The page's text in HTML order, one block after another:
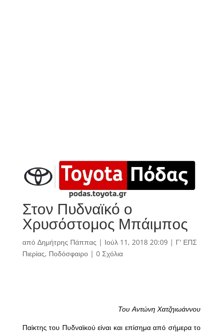
Στον Πυδναϊκό ο
Χρυσόστομος Μπάιμπος
από Δημήτρης Πάππας | Ιούλ 11, 2018 20:09| Γ' ΕΠΣ
Πιερίας, Ποδόσφαιρο| 0 Σχόλια
Του Αντώνη Χατζηιωάννου
Παίκτης του Πυδναϊκού είναι και επίσημα από σήμερα το